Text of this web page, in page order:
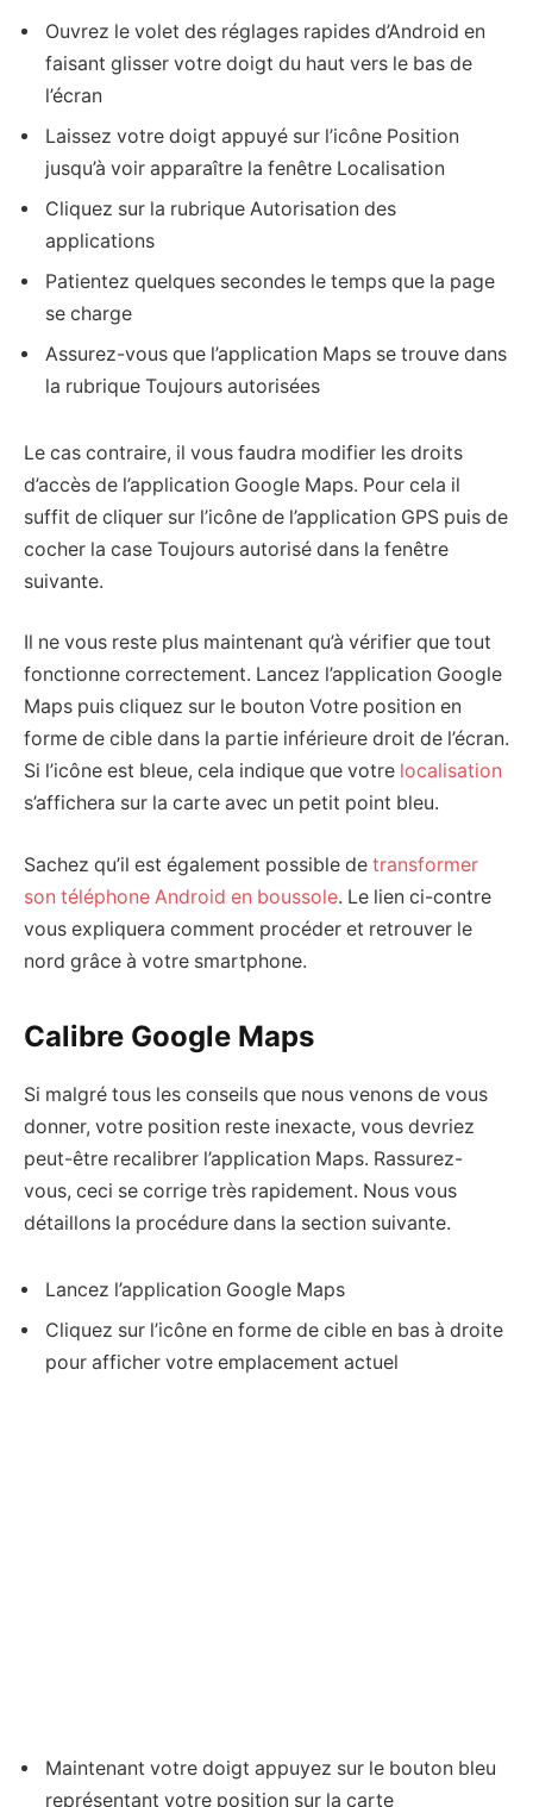
Ouvrez le volet des réglages rapides d’Android en
faisant glisser votre doigt du haut vers le bas de
l’écran
Laissez votre doigt appuyé sur l’icône Position
jusqu’à voir apparaître la fenêtre Localisation
Cliquez sur la rubrique Autorisation des
applications
Patientez quelques secondes le temps que la page
se charge
Assurez-vous que l’application Maps se trouve dans
la rubrique Toujours autorisées
Le cas contraire, il vous faudra modifier les droits
d’accès de l’application Google Maps. Pour cela il
suffit de cliquer sur l’icône de l’application GPS puis de
cocher la case Toujours autorisé dans la fenêtre
suivante.
Il ne vous reste plus maintenant qu’à vérifier que tout
fonctionne correctement. Lancez l’application Google
Maps puis cliquez sur le bouton Votre position en
forme de cible dans la partie inférieure droit de l’écran.
Si l’icône est bleue, cela indique que votre localisation
s’affichera sur la carte avec un petit point bleu.
Sachez qu’il est également possible de transformer
son téléphone Android en boussole. Le lien ci-contre
vous expliquera comment procéder et retrouver le
nord grâce à votre smartphone.
Calibre Google Maps
Si malgré tous les conseils que nous venons de vous
donner, votre position reste inexacte, vous devriez
peut-être recalibrer l’application Maps. Rassurez-
vous, ceci se corrige très rapidement. Nous vous
détaillons la procédure dans la section suivante.
Lancez l’application Google Maps
Cliquez sur l’icône en forme de cible en bas à droite
pour afficher votre emplacement actuel
Maintenant votre doigt appuyez sur le bouton bleu
représentant votre position sur la carte